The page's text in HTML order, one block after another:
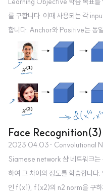
를 구합니다. 이때 사용되는 각
합니다. Anchor와 Positive는 동
물에 대한 set입니다. 따라서 전자
소 관계가
Face
2023.04.03 · Convolutional
Siamese network 샴 네트워크는
하여 그 차이의 정도를 학습합니
인 f(x1), f(x2)의 n2 norm을 구